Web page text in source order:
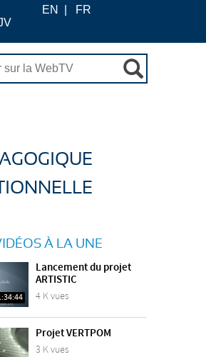
EN FR
À LA UNE
Lancement du projet
ARTISTIC
4 K vues
Projet VERTPOM
3 K vues